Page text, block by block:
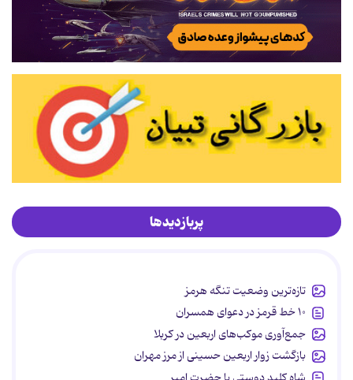
پربازدیدها
تازه‌ترین وضعیت تنگه هرمز
۱۰ خط قرمز در دعوای همسران
جمع‌آوری موکب‌های اربعین در کربلا
بازگشت زوار اربعین حسینی از مرز مهران